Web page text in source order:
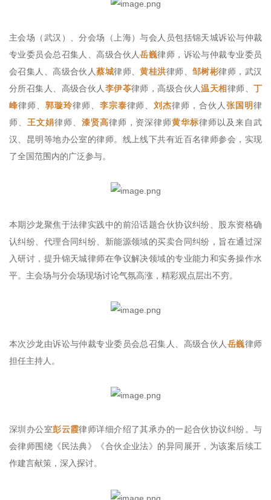
主会场（武汉）、分会场（上海）与会人员包括锦天城诉讼与仲裁
专业委员会总召集人、高级合伙人岳巍律师，诉讼与仲裁专业委员
会召集人、高级合伙人蔡城律师、黄桂洪律师、邹树彬律师，武汉
分所召集人、高级合伙人 李伊苓律师，高级合伙人温天相律师、丁
峰律师、 郭璇玲律师、 李宗泰律师、刘杰律师，合伙人张国明律
师、 王文娟律师、 漆贤高律师，资深律师黄华标律师以及来自武
汉、昆明等地办公室的律师。线上线下共有近百名律师参会，实现
了全国范围内的广泛参与。
本期沙龙聚焦于法律实践中的前沿话题合伙协议纠纷、股东资格确
认纠纷、代理合同纠纷、新能源领域的买卖合同纠纷，旨在通过深
入研讨，提升锦天城律师在争议解决领域的专业能力和实务操作水
平。主会场与分会场现场讨论气氛高涨，精彩观点层出不穷。
本次沙龙由诉讼与仲裁专业委员会总召集人、高级合伙人 岳巍律师
担任主持人。
深圳办公室彭云霞律师详细介绍了其承办的一起合伙协议纠纷。与
会律师围绕《民法典》《合伙企业法》的异同展开，为该案后续工
作建言献策，深入探讨。